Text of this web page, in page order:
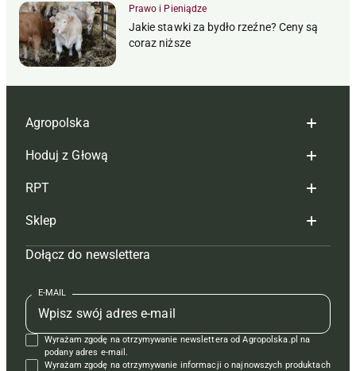
Prawo i Pieniądze
Jakie stawki za bydło rzeźne? Ceny są
coraz niższe
Agropolska
Redakcja
Reklama
Tagi
Mapa serwisu
Kontakt
Regulamin
Polityka prywatności
Hoduj z Głową
Hoduj z głową bydło
Hoduj z głową świnie
Prenumerata
Redakcja
Kontakt
Reklama
RPT
Redakcja
Prenumerata
Reklama
Kontakt
Krzyżówki
Sklep
Czasopisma i prenumerata
Książki
Regulamin
Dołącz do newslettera
E-MAIL
Wyrażam zgodę na otrzymywanie newslettera od Agropolska.pl na
podany adres e-mail.
Wyrażam zgodę na otrzymywanie informacji o najnowszych produktach